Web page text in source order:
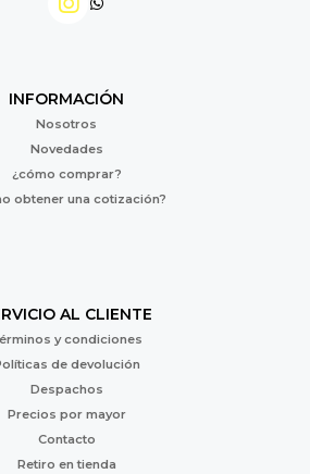
INFORMACIÓN
Nosotros
Novedades
¿cómo comprar?
obtener una cotización?
AL CLIENTE
y condiciones
de devolución
Despachos
Precios por mayor
Contacto
Retiro en tienda